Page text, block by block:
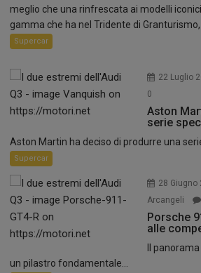
meglio che una rinfrescata ai modelli
gamma che ha nel Tridente di Granturismo,
Supercar
22 Luglio
0
Aston
serie
Aston Martin ha deciso di produrre una
Supercar
28 Giugno
Arcangeli
Porsche
alle
Il
un pilastro fondamentale...